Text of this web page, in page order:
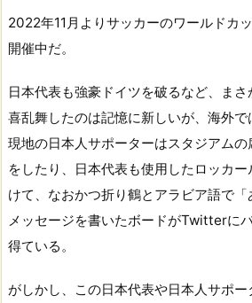
2022年11月よりサッカーのワールドカ
開催中だ。
日本代表も強豪ドイツを破るなど、ま
喜乱舞したのは記憶に新しいが、海外
現地の日本人サポーターはスタジアム
をしたり、日本代表も使用したロッカ
けて、なおかつ折り鶴とアラビア語で
メッセージを書いたボードがTwitterに
得ている。
がしかし、この日本代表や日本人サポー